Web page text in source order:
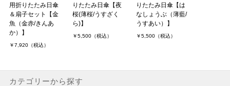
用折りたたみ日傘
＆扇子セット【金
魚（金赤/きんあ
か）】
￥7,920（税込）
りたたみ日傘【夜
桜(薄桜/うすざく
ら)】
￥5,500（税込）
りたたみ日傘【は
なしょうぶ（薄藍/
うすあい）】
￥5,500（税込）
カテゴリーから探す